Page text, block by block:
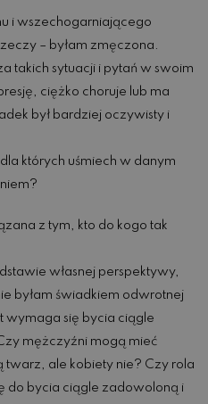
i wszechogarniającego
– byłam zmęczona.
takich sytuacji i pytań w swoim
ciężko choruje lub ma
był bardziej oczywisty i
których uśmiech w danym
z tym, kto do kogo tak
własnej perspektywy,
byłam świadkiem odwrotnej
wymaga się bycia ciągle
mężczyźni mogą mieć
twarz, ale kobiety nie? Czy rola
do bycia ciągle zadowoloną i